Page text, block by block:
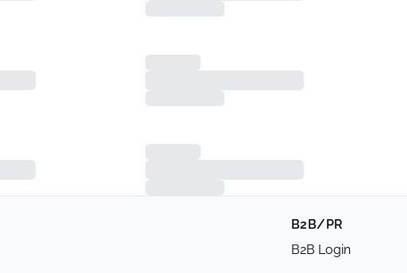
B2B/PR
B2B Login